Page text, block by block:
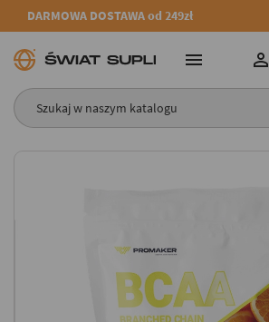
DARMOWA DOSTAWA od 249zł
 